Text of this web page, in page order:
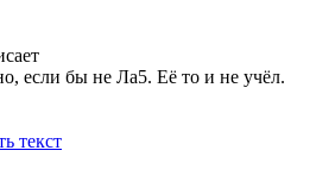
если бы не Ла5. Её то и не учёл.
текст